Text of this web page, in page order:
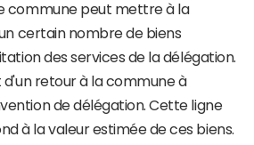
commune peut mettre à la
certain nombre de biens
des services de la délégation.
d'un retour à la commune à
de délégation. Cette ligne
à la valeur estimée de ces biens.